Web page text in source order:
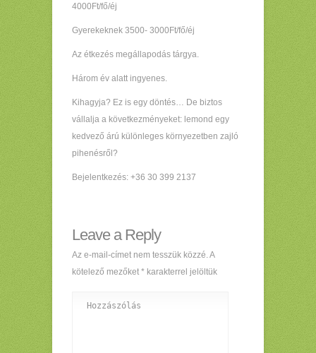
4000Ft/fő/éj
Gyerekeknek 3500- 3000Ft/fő/éj
Az étkezés megállapodás tárgya.
Három év alatt ingyenes.
Kihagyja? Ez is egy döntés… De biztos
vállalja a következményeket: lemond egy
kedvező árú különleges környezetben zajló
pihenésről?
Bejelentkezés: +36 30 399 2137
Leave a Reply
Az e-mail-címet nem tesszük közzé. A
kötelező mezőket * karakterrel jelöltük